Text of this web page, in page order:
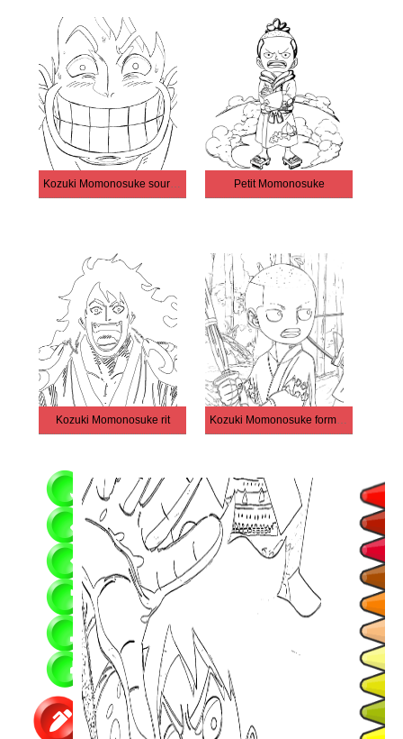
Kozuki Momonosuke sourire Petit Momonosuke
Kozuki Momonosuke rit Kozuki Momonosuke formation